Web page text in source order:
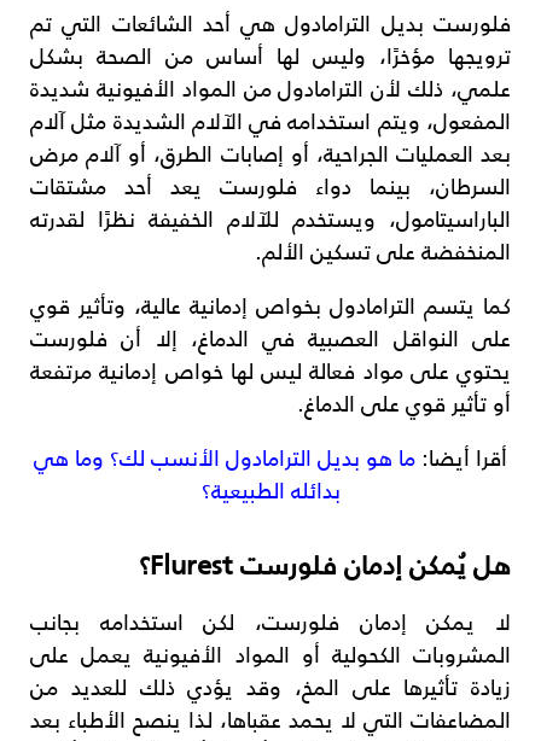
فلورست بديل الترامادول هي أحد الشائعات التي تم
ترويجها مؤخرًا، وليس لها أساس من الصحة بشكل
علمي، ذلك لأن الترامادول من المواد الأفيونية شديدة
المفعول، ويتم استخدامه في الآلام الشديدة مثل آلام
بعد العمليات الجراحية، أو إصابات الطرق، أو آلام مرض
السرطان، بينما دواء فلورست يعد أحد مشتقات
الباراسيتامول، ويستخدم للآلام الخفيفة نظرًا لقدرته
المنخفضة على تسكين الألم.
كما يتسم الترامادول بخواص إدمانية عالية، وتأثير قوي
على النواقل العصبية في الدماغ، إلا أن فلورست
يحتوي على مواد فعالة ليس لها خواص إدمانية مرتفعة
أو تأثير قوي على الدماغ.
أقرا أيضا: ما هو بديل الترامادول الأنسب لك؟ وما هي
بدائله الطبيعية؟
هل يُمكن إدمان فلورست Flurest؟
لا يمكن إدمان فلورست، لكن استخدامه بجانب
المشروبات الكحولية أو المواد الأفيونية يعمل على
زيادة تأثيرها على المخ، وقد يؤدي ذلك للعديد من
المضاعفات التي لا يحمد عقباها، لذا ينصح الأطباء بعد